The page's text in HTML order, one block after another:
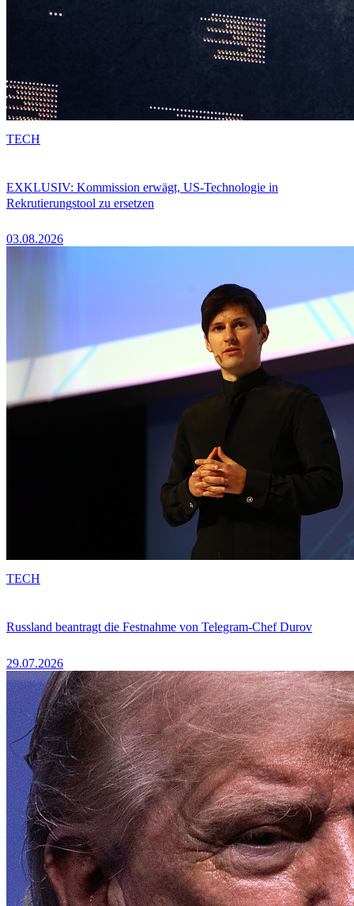
EXKLUSIV: Kommission erwägt, US-Technologie in
Rekrutierungstool zu ersetzen
03.08.2026
TECH
Russland beantragt die Festnahme von Telegram-Chef Durov
29.07.2026
TECH